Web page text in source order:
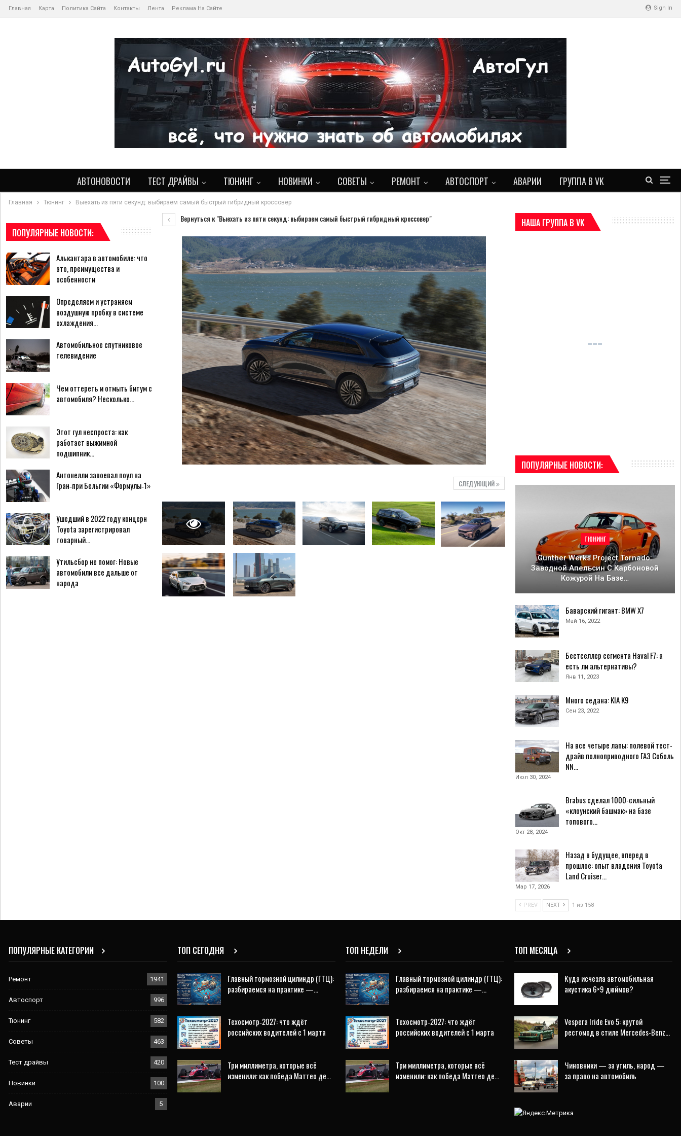
Sign In
Главная Карта Политика Сайта Контакты Лента Реклама На Сайте
АВТОНОВОСТИ ТЕСТ ДРАЙВЫ ТЮНИНГ НОВИНКИ СОВЕТЫ РЕМОНТ АВТОСПОРТ АВАРИИ ГРУППА В VK
Главная Тюнинг Выехать из пяти секунд: выбираем самый быстрый гибридный кроссовер
Вернуться к "Выехать из пяти секунд: выбираем самый быстрый гибридный кроссовер"
СЛЕДУЮЩИЙ
НАША ГРУППА В VK
ПОПУЛЯРНЫЕ НОВОСТИ:
ТЮНИНГ
Gunther Werks Project Tornado:
Заводной Апельсин С Карбоновой
Кожурой На Базе…
Баварский гигант: BMW X7
Май 16, 2022
Бестселлер сегмента Haval F7: а
есть ли альтернативы?
Янв 11, 2023
Много седана: KIA K9
Сен 23, 2022
На все четыре лапы: полевой тест-
драйв полноприводного ГАЗ Соболь
NN…
Июл 30, 2024
Brabus сделал 1000-сильный
«клоунский башмак» на базе
топового…
Окт 28, 2024
Назад в будущее, вперед в
прошлое: опыт владения Toyota
Land Cruiser…
Мар 17, 2026
PREV NEXT 1 из 158
ПОПУЛЯРНЫЕ НОВОСТИ:
Алькантара в автомобиле: что
это, преимущества и
особенности
Определяем и устраняем
воздушную пробку в системе
охлаждения…
Автомобильное спутниковое
телевидение
Чем оттереть и отмыть битум с
автомобиля? Несколько…
Этот гул неспроста: как
работает выжимной
подшипник…
Антонелли завоевал поул на
Гран‑при Бельгии «Формулы‑1»
Ушедший в 2022 году концерн
Toyota зарегистрировал
товарный…
Утильсбор не помог: Новые
автомобили все дальше от
народа
ПОПУЛЯРНЫЕ КАТЕГОРИИ
Ремонт 1941
Автоспорт 996
Тюнинг 582
Советы 463
Тест драйвы 420
Новинки 100
Аварии 5
ТОП СЕГОДНЯ
Главный тормозной цилиндр (ГТЦ):
разбираемся на практике —…
Техосмотр‑2027: что ждёт
российских водителей с 1 марта
Три миллиметра, которые всё
изменили: как победа Маттео де…
ТОП НЕДЕЛИ
Главный тормозной цилиндр (ГТЦ):
разбираемся на практике —…
Техосмотр‑2027: что ждёт
российских водителей с 1 марта
Три миллиметра, которые всё
изменили: как победа Маттео де…
ТОП МЕСЯЦА
Куда исчезла автомобильная
акустика 6×9 дюймов?
Vespera Iride Evo 5: крутой
рестомод в стиле Mercedes-Benz…
Чиновники — за утиль, народ —
за право на автомобиль